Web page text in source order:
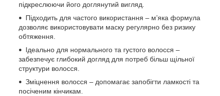
підкреслюючи його доглянутий вигляд.
Підходить для частого використання – м’яка формула
дозволяє використовувати маску регулярно без ризику
обтяження.
Ідеально для нормального та густого волосся –
забезпечує глибокий догляд для потреб більш щільної
структури волосся.
Зміцнення волосся – допомагає запобігти ламкості та
посіченим кінчикам.